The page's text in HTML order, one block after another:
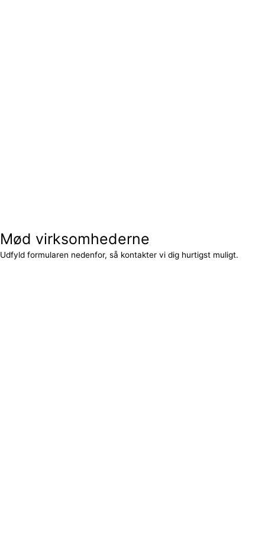
Mød virksomhederne
Udfyld formularen nedenfor, så kontakter vi dig hurtigst muligt.